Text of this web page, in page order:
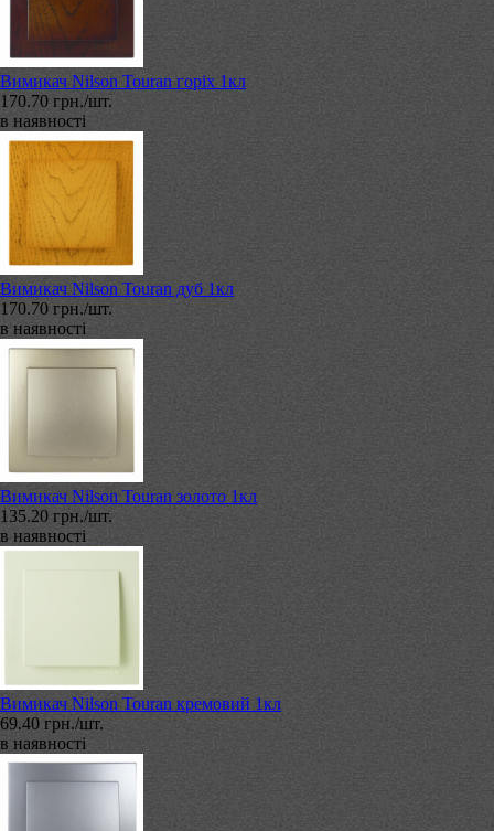
Вимикач Nilson Touran горіх 1кл
170.70 грн./шт.
в наявності
Вимикач Nilson Touran дуб 1кл
170.70 грн./шт.
в наявності
Вимикач Nilson Touran золото 1кл
135.20 грн./шт.
в наявності
Вимикач Nilson Touran кремовий 1кл
69.40 грн./шт.
в наявності